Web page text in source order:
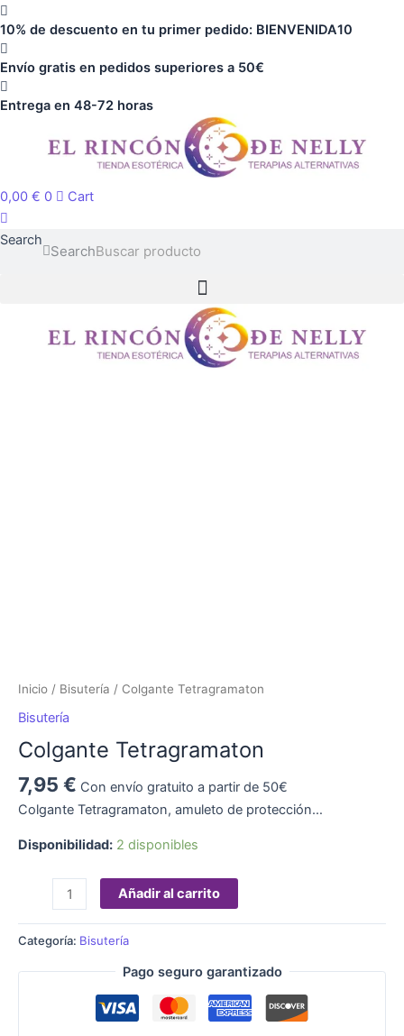
Ir
al
contenido
10% de descuento en tu primer pedido: BIENVENIDA10
Envío gratis en pedidos superiores a 50€
Entrega en 48-72 horas
0,00 € 0 Cart
Search
Search
Inicio / Bisutería / Colgante Tetragramaton
Bisutería
Colgante Tetragramaton
7,95 € Con envío gratuito a partir de 50€
Colgante Tetragramaton, amuleto de protección…
Disponibilidad: 2 disponibles
Añadir al carrito
Categoría: Bisutería
Pago seguro garantizado